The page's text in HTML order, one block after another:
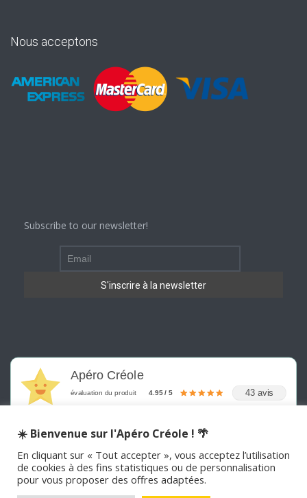
Nous acceptons
Subscribe to our newsletter!
Apéro Créole
évaluation du produit 4.95 / 5 43 avis
©2026 APERO CREOLE . Tous les droits sont réservés
☀️ Bienvenue sur l'Apéro Créole ! 🌴
En cliquant sur « Tout accepter », vous acceptez l’utilisation
de cookies à des fins statistiques ou de personnalisation
pour vous proposer des offres adaptées.